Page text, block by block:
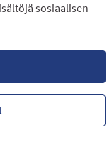
sosiaalisen
kysymykset
datatiedostot
ohjelmiston